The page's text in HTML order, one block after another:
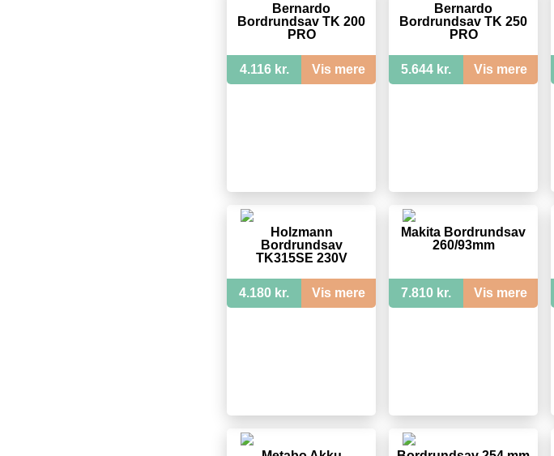
Bernardo
Bordrundsav TK 200
PRO
4.116 kr. Vis mere
Bernardo
Bordrundsav TK 250
PRO
5.644 kr. Vis mere
Holzmann
Bordrundsav
TK315SE 230V
4.180 kr. Vis mere
Makita Bordrundsav
260/93mm
7.810 kr. Vis mere